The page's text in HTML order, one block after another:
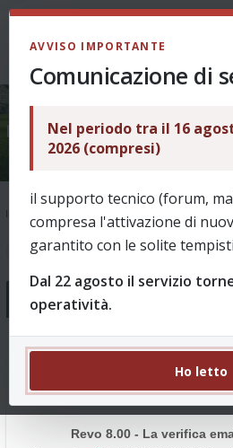
Info funzionamento
Indice
2 3 52 argomenti
Annunci
Novità Revo 8.00 -
0 Risposte 1604 Visite
, 01/08/2026, 10:52 inCome
Ultimo messaggio da puffin 01/08/
Revo 8.00 - La verifica
AVVISO IMPORTANTE
Comunicazione di
Nel periodo tra il 16
2026 (compresi)
il supporto tecnico (forum,
compresa l'attivazione di
garantito con le solite
Dal 22 agosto il servizio
operatività.
Ho letto